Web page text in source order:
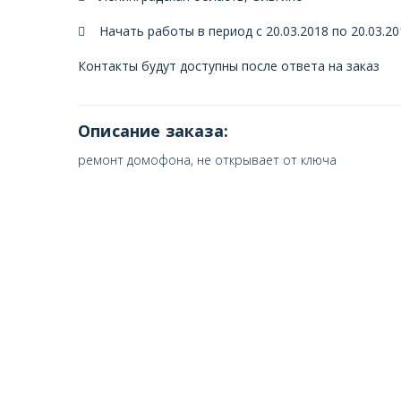
Начать работы в период с 20.03.2018 по
Контакты будут доступны после ответа на заказ
Описание заказа:
ремонт домофона, не открывает от ключа